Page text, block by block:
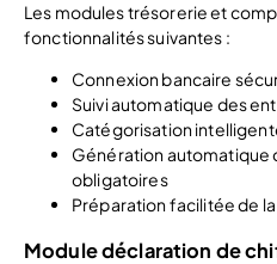
Les modules trésorerie et
fonctionnalités suivantes :
Connexion bancaire
Suivi automatique des
Catégorisation
Génération automatique
obligatoires
Préparation facilitée de
Module déclaration de